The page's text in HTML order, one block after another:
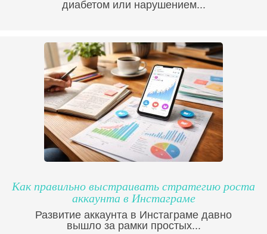
диабетом или нарушением...
Как правильно выстраивать стратегию роста
аккаунта в Инстаграме
Развитие аккаунта в Инстаграме давно
вышло за рамки простых...